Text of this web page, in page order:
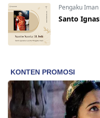
Pengaku Iman
Santo